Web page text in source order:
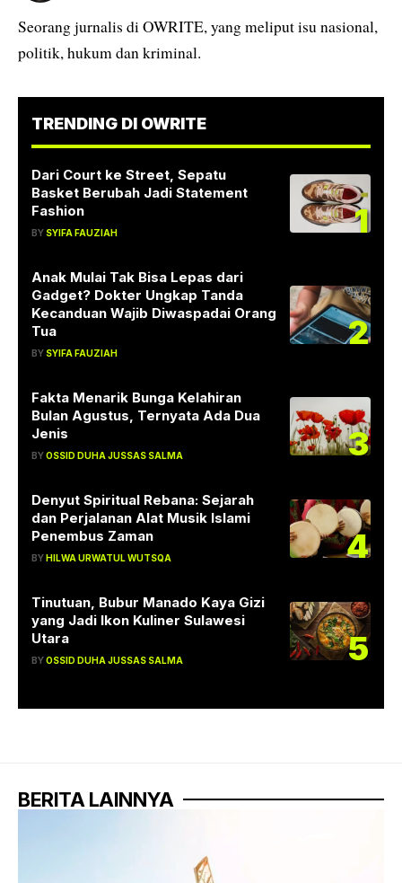
Seorang jurnalis di OWRITE, yang meliput isu nasional,
politik, hukum dan kriminal.
TRENDING DI OWRITE
Dari Court ke Street, Sepatu
Basket Berubah Jadi Statement
Fashion
BY SYIFA FAUZIAH 1
Anak Mulai Tak Bisa Lepas dari
Gadget? Dokter Ungkap Tanda
Kecanduan Wajib Diwaspadai Orang
Tua
BY SYIFA FAUZIAH
2
Fakta Menarik Bunga Kelahiran
Bulan Agustus, Ternyata Ada Dua
Jenis
BYOSSID DUHA JUSSAS SALMA 3
Denyut Spiritual Rebana: Sejarah
dan Perjalanan Alat Musik Islami
Penembus Zaman
BY HILWA URWATUL WUTSQA 4
Tinutuan, Bubur Manado Kaya Gizi
yang Jadi Ikon Kuliner Sulawesi
Utara
BYOSSID DUHA JUSSAS SALMA 5
BERITA LAINNYA